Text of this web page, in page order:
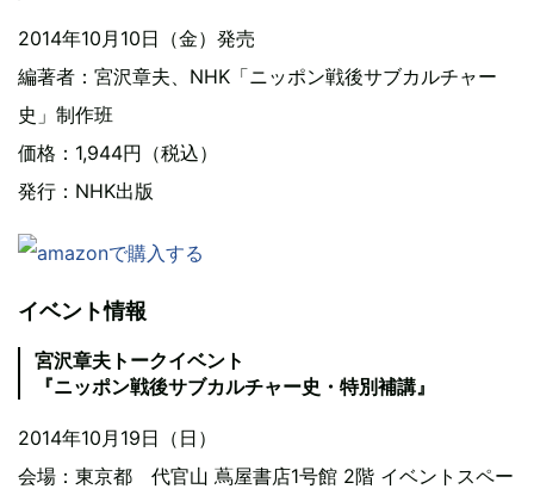
2014年10月10日（金）発売
編著者：宮沢章夫、NHK「ニッポン戦後サブカルチャー
史」制作班
価格：1,944円（税込）
発行：NHK出版
イベント情報
宮沢章夫トークイベント
『ニッポン戦後サブカルチャー史・特別補講』
2014年10月19日（日）
会場：東京都 代官山 蔦屋書店1号館 2階 イベントスペー